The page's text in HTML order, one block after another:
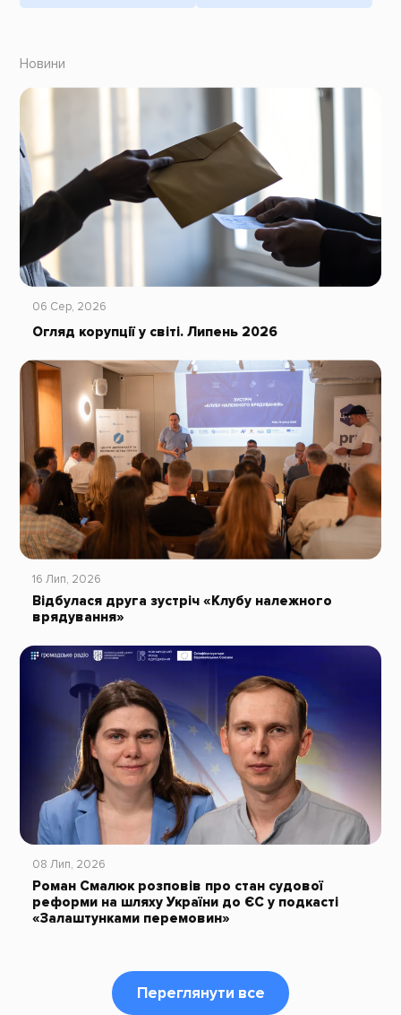
Новини
06 Сер, 2026
Огляд корупції у світі. Липень 2026
16 Лип, 2026
Відбулася друга зустріч «Клубу належного
врядування»
08 Лип, 2026
Роман Смалюк розповів про стан судової
реформи на шляху України до ЄС у подкасті
«Залаштунками перемовин»
Переглянути все